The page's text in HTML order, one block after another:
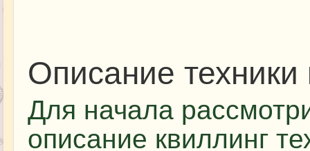
Описание техники
Для начала
описание квиллинг